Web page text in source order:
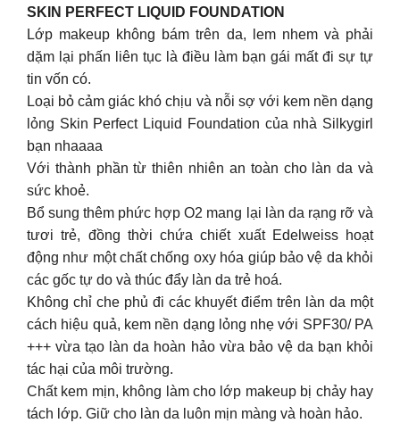
SKIN PERFECT LIQUID FOUNDATION
Lớp makeup không bám trên da, lem nhem và phải
dặm lại phấn liên tục là điều làm bạn gái mất đi sự tự
tin vốn có.
Loại bỏ cảm giác khó chịu và nỗi sợ với kem nền dạng
lỏng Skin Perfect Liquid Foundation của nhà Silkygirl
bạn nhaaaa
Với thành phần từ thiên nhiên an toàn cho làn da và
sức khoẻ.
️Bổ sung thêm phức hợp O2 mang lại làn da rạng rỡ và
tươi trẻ, đồng thời chứa chiết xuất Edelweiss hoạt
động như một chất chống oxy hóa giúp bảo vệ da khỏi
các gốc tự do và thúc đẩy làn da trẻ hoá.
Không chỉ che phủ đi các khuyết điểm trên làn da một
cách hiệu quả, kem nền dạng lỏng nhẹ với SPF30/ PA
+++ vừa tạo làn da hoàn hảo vừa bảo vệ da bạn khỏi
tác hại của môi trường.
Chất kem mịn, không làm cho lớp makeup bị chảy hay
tách lớp. Giữ cho làn da luôn mịn màng và hoàn hảo.